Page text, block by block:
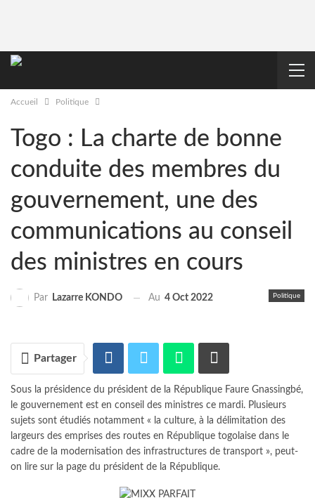
Accueil Politique
Togo : La charte de bonne
conduite des membres du
gouvernement, une des
communications au conseil
des ministres en cours
Politique
Par Lazarre KONDO Au 4 Oct 2022
Partager
Sous la présidence du président de la République Faure Gnassingbé,
le gouvernement est en conseil des ministres ce mardi. Plusieurs
sujets sont étudiés notamment « la culture, à la délimitation des
largeurs des emprises des routes en République togolaise dans le
cadre de la modernisation des infrastructures de transport », peut-
on lire sur la page du président de la République.